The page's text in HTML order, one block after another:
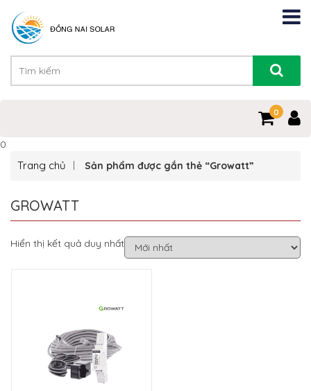
0
0
Trang chủ Sản phẩm được gắn thẻ “Growatt”
GROWATT
Hiển thị kết quả duy nhất